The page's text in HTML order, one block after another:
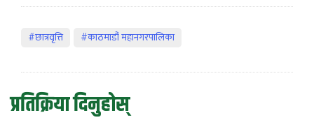
#छात्रवृत्ति #काठमाडौं महानगरपालिका
प्रतिक्रिया दिनुहोस्